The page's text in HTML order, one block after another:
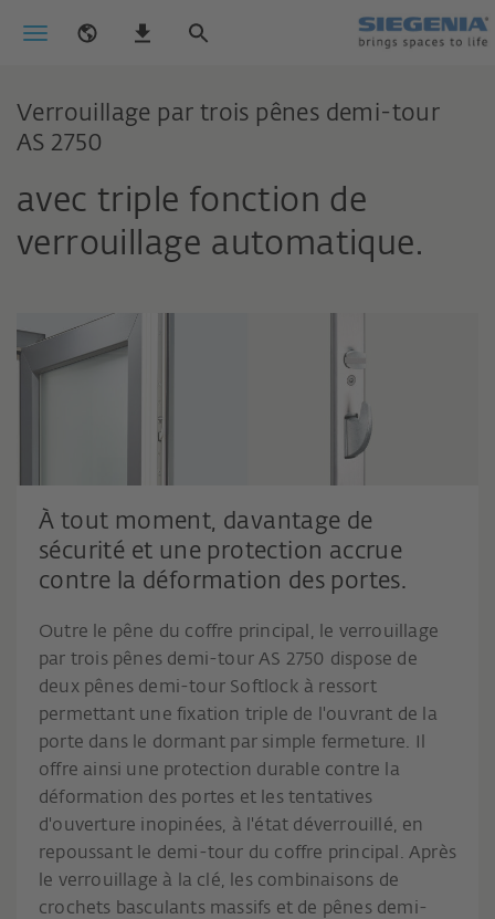
Verrouillage par trois pênes demi-tour
AS 2750
avec triple fonction de
verrouillage automatique.
À tout moment, davantage de
sécurité et une protection accrue
contre la déformation des portes.
Outre le pêne du coffre principal, le verrouillage
par trois pênes demi-tour AS 2750 dispose de
deux pênes demi-tour Softlock à ressort
permettant une fixation triple de l'ouvrant de la
porte dans le dormant par simple fermeture. Il
offre ainsi une protection durable contre la
déformation des portes et les tentatives
d'ouverture inopinées, à l'état déverrouillé, en
repoussant le demi-tour du coffre principal. Après
le verrouillage à la clé, les combinaisons de
crochets basculants massifs et de pênes demi-